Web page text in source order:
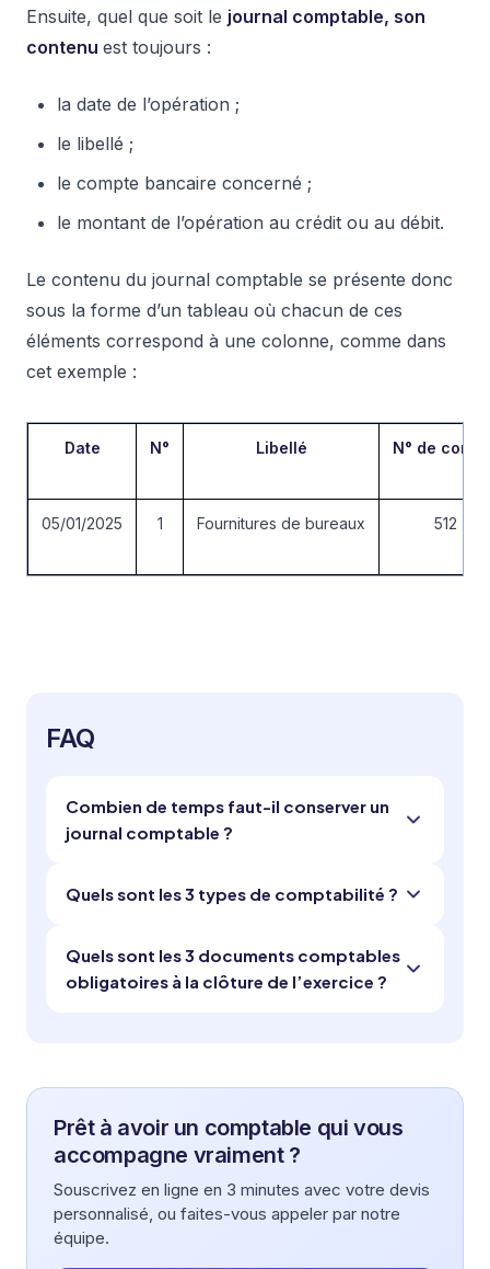
Ensuite, quel que soit le journal comptable, son
contenu est toujours :
la date de l’opération ;
le libellé ;
le compte bancaire concerné ;
le montant de l’opération au crédit ou au débit.
Le contenu du journal comptable se présente donc
sous la forme d’un tableau où chacun de ces
éléments correspond à une colonne, comme dans
cet exemple :
Date N° Libellé N° de
05/01/2025 1 Fournitures de bureaux 512
FAQ
Combien de temps faut-il conserver un
journal comptable ?
Quels sont les 3 types de comptabilité ?
Quels sont les 3 documents comptables
obligatoires à la clôture de l’exercice ?
Prêt à avoir un comptable qui vous
accompagne vraiment ?
Souscrivez en ligne en 3 minutes avec votre devis
personnalisé, ou faites-vous appeler par notre
équipe.